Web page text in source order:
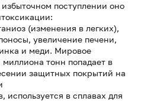
поступлении оно
(изменения в легких),
увеличение печени,
и меди. Мировое
миллиона тонн попадает в
защитных покрытий на
в сплавах для